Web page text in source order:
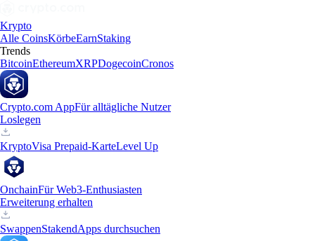
Krypto
Alle CoinsKörbeEarnStaking
Trends
BitcoinEthereumXRPDogecoinCronos
Crypto.com AppFür alltägliche Nutzer
Loslegen
KryptoVisa Prepaid-KarteLevel Up
OnchainFür Web3-Enthusiasten
Erweiterung erhalten
SwappenStakendApps durchsuchen